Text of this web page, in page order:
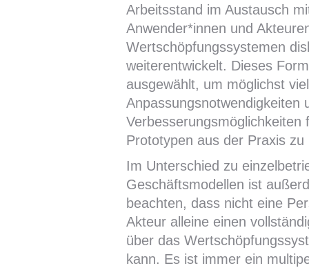
Arbeitsstand im Austausch
Anwender*innen und
Wertschöpfungssystemen
weiterentwickelt. Dieses
ausgewählt, um möglichst
Anpassungsnotwendigkeiten
Verbesserungsmöglichkeiten
Prototypen aus der Praxis zu
Im Unterschied zu
Geschäftsmodellen ist
beachten, dass nicht eine
Akteur alleine einen
über das
kann. Es ist immer ein